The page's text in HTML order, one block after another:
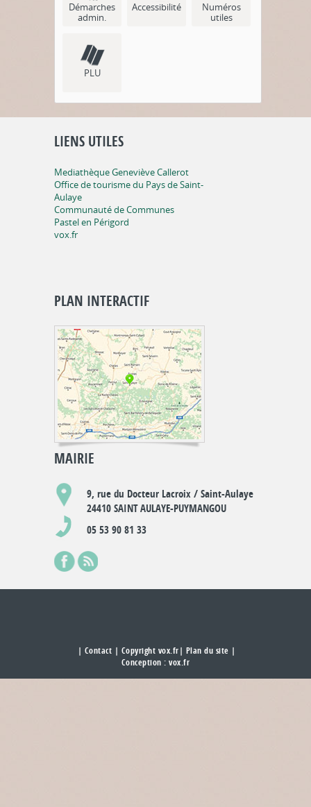
Démarches
admin.
Accessibilité
Numéros
utiles
PLU
LIENS UTILES
Mediathèque Geneviève Callerot
Office de tourisme du Pays de Saint-
Aulaye
Communauté de Communes
Pastel en Périgord
vox.fr
PLAN INTERACTIF
MAIRIE
9, rue du Docteur Lacroix / Saint-Aulaye
24410 SAINT AULAYE-PUYMANGOU
05 53 90 81 33
| Contact | Copyright vox.fr| Plan du site |
Conception :vox.fr